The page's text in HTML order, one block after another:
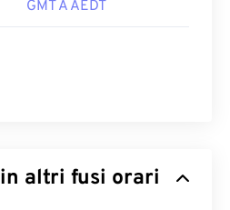
GMT A AEDT
altri fusi orari